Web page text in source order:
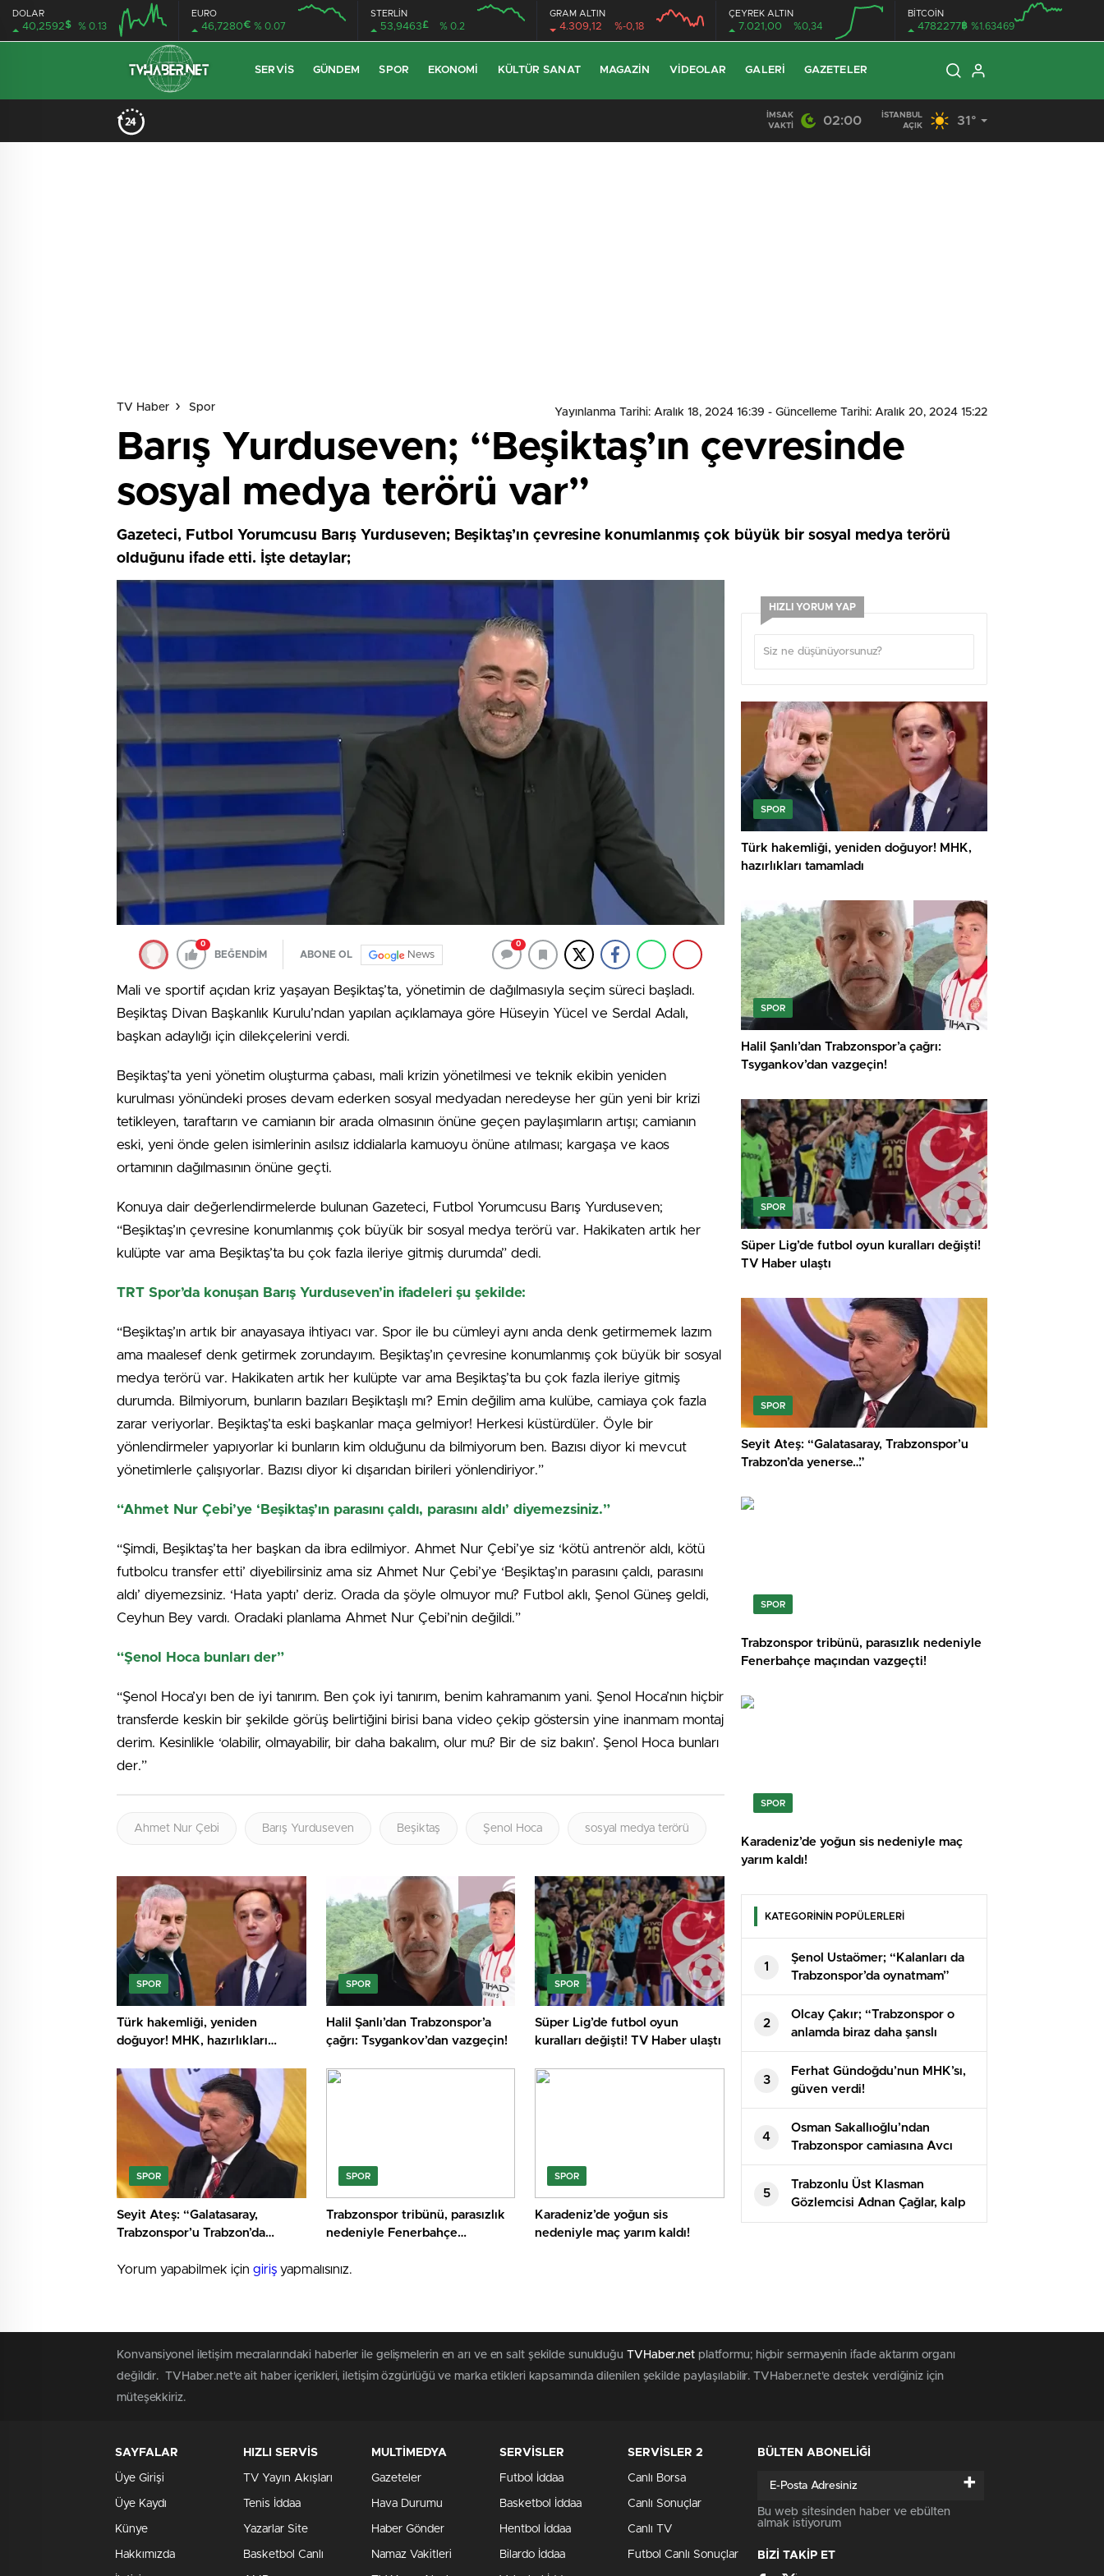
DOLAR
40,2592$ % 0.13
EURO
46,7280€ % 0.07
STERLİN
53,9463£ % 0.2
GRAM ALTIN
4.309,12 %-0,18
ÇEYREK ALTIN
7.021,00 %0,34
BİTCOİN
4782277฿ %1.63469
SERVIS GÜNDEM SPOR EKONOMI KÜLTÜR SANAT MAGAZIN VIDEOLAR GALERI GAZETELER
İMSAK
VAKTI
02:00
İSTANBUL
AÇIK
31°
TV Haber Spor Yayınlanma Tarihi: Aralık 18, 2024 16:39 - Güncelleme Tarihi: Aralık 20, 2024 15:22
Barış Yurduseven; “Beşiktaş’ın çevresinde
sosyal medya terörü var”
Gazeteci, Futbol Yorumcusu Barış Yurduseven; Beşiktaş’ın çevresine konumlanmış çok büyük bir sosyal medya terörü
olduğunu ifade etti. İşte detaylar;
0
BEĞENDİM ABONE OL News
0
Mali ve sportif açıdan kriz yaşayan Beşiktaş’ta, yönetimin de dağılmasıyla seçim süreci başladı.
Beşiktaş Divan Başkanlık Kurulu’ndan yapılan açıklamaya göre Hüseyin Yücel ve Serdal Adalı,
başkan adaylığı için dilekçelerini verdi.
Beşiktaş’ta yeni yönetim oluşturma çabası, mali krizin yönetilmesi ve teknik ekibin yeniden
kurulması yönündeki proses devam ederken sosyal medyadan neredeyse her gün yeni bir krizi
tetikleyen, taraftarın ve camianın bir arada olmasının önüne geçen paylaşımların artışı; camianın
eski, yeni önde gelen isimlerinin asılsız iddialarla kamuoyu önüne atılması; kargaşa ve kaos
ortamının dağılmasının önüne geçti.
Konuya dair değerlendirmelerde bulunan Gazeteci, Futbol Yorumcusu Barış Yurduseven;
“Beşiktaş’ın çevresine konumlanmış çok büyük bir sosyal medya terörü var. Hakikaten artık her
kulüpte var ama Beşiktaş’ta bu çok fazla ileriye gitmiş durumda” dedi.
TRT Spor’da konuşan Barış Yurduseven’in ifadeleri şu şekilde:
“Beşiktaş’ın artık bir anayasaya ihtiyacı var. Spor ile bu cümleyi aynı anda denk getirmemek lazım
ama maalesef denk getirmek zorundayım. Beşiktaş’ın çevresine konumlanmış çok büyük bir sosyal
medya terörü var. Hakikaten artık her kulüpte var ama Beşiktaş’ta bu çok fazla ileriye gitmiş
durumda. Bilmiyorum, bunların bazıları Beşiktaşlı mı? Emin değilim ama kulübe, camiaya çok fazla
zarar veriyorlar. Beşiktaş’ta eski başkanlar maça gelmiyor! Herkesi küstürdüler. Öyle bir
yönlendirmeler yapıyorlar ki bunların kim olduğunu da bilmiyorum ben. Bazısı diyor ki mevcut
yönetimlerle çalışıyorlar. Bazısı diyor ki dışarıdan birileri yönlendiriyor.”
“Ahmet Nur Çebi’ye ‘Beşiktaş’ın parasını çaldı, parasını aldı’ diyemezsiniz.”
“Şimdi, Beşiktaş’ta her başkan da ibra edilmiyor. Ahmet Nur Çebi’ye siz ‘kötü antrenör aldı, kötü
futbolcu transfer etti’ diyebilirsiniz ama siz Ahmet Nur Çebi’ye ‘Beşiktaş’ın parasını çaldı, parasını
aldı’ diyemezsiniz. ‘Hata yaptı’ deriz. Orada da şöyle olmuyor mu? Futbol aklı, Şenol Güneş geldi,
Ceyhun Bey vardı. Oradaki planlama Ahmet Nur Çebi’nin değildi.”
“Şenol Hoca bunları der”
“Şenol Hoca’yı ben de iyi tanırım. Ben çok iyi tanırım, benim kahramanım yani. Şenol Hoca’nın hiçbir
transferde keskin bir şekilde görüş belirtiğini birisi bana video çekip göstersin yine inanmam montaj
derim. Kesinlikle ‘olabilir, olmayabilir, bir daha bakalım, olur mu? Bir de siz bakın’. Şenol Hoca bunları
der.”
Ahmet Nur Çebi Barış Yurduseven Beşiktaş Şenol Hoca sosyal medya terörü
SPOR
Türk hakemliği, yeniden
doğuyor! MHK, hazırlıkları
SPOR
Halil Şanlı’dan Trabzonspor’a
çağrı: Tsygankov’dan vazgeçin!
SPOR
Süper Lig’de futbol oyun
kuralları değişti! TV Haber ulaştı
SPOR
Seyit Ateş: “Galatasaray,
Trabzonspor’u Trabzon’da
SPOR
Trabzonspor tribünü, parasızlık
nedeniyle Fenerbahçe
SPOR
Karadeniz’de yoğun sis
nedeniyle maç yarım kaldı!
Yorum yapabilmek için giriş yapmalısınız.
HIZLI YORUM YAP
SPOR
Türk hakemliği, yeniden doğuyor! MHK,
hazırlıkları tamamladı
SPOR
Halil Şanlı’dan Trabzonspor’a çağrı:
Tsygankov’dan vazgeçin!
SPOR
Süper Lig’de futbol oyun kuralları değişti!
TV Haber ulaştı
SPOR
Seyit Ateş: “Galatasaray, Trabzonspor’u
Trabzon’da yenerse…”
SPOR
Trabzonspor tribünü, parasızlık nedeniyle
Fenerbahçe maçından vazgeçti!
SPOR
Karadeniz’de yoğun sis nedeniyle maç
yarım kaldı!
KATEGORİNİN POPÜLERLERİ
1
Şenol Ustaömer; “Kalanları da
Trabzonspor’da oynatmam”
2
Olcay Çakır; “Trabzonspor o
anlamda biraz daha şanslı
görünüyor”
3
Ferhat Gündoğdu’nun MHK’sı,
güven verdi!
4
Osman Sakallıoğlu’ndan
Trabzonspor camiasına Avcı
eleştirisi!
5
Trabzonlu Üst Klasman
Gözlemcisi Adnan Çağlar, kalp
krizi geçirdi!
Konvansiyonel iletişim mecralarındaki haberler ile gelişmelerin en arı ve en salt şekilde sunulduğuTVHaber.netplatformu; hiçbir sermayenin ifade aktarım organı
değildir. TVHaber.net'e ait haber içerikleri, iletişim özgürlüğü ve marka etikleri kapsamında dilenilen şekilde paylaşılabilir. TVHaber.net'e destek verdiğiniz için
müteşekkiriz.
SAYFALAR
Üye Girişi
Üye Kaydı
Künye
Hakkımızda
HIZLI SERVİS
TV Yayın Akışları
Tenis İddaa
Yazarlar Site
Basketbol Canlı
MULTİMEDYA
Gazeteler
Hava Durumu
Haber Gönder
Namaz Vakitleri
SERVİSLER
Futbol İddaa
Basketbol İddaa
Hentbol İddaa
Bilardo İddaa
SERVİSLER 2
Canlı Borsa
Canlı Sonuçlar
Canlı TV
Futbol Canlı Sonuçlar
BÜLTEN ABONELİĞİ
+
Bu web sitesinden haber ve ebülten
almak istiyorum
BİZİ TAKİP ET